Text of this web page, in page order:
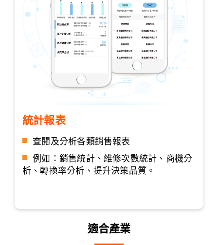
統計報表
查閱及分析各類銷售報表
例如：銷售統計、維修次數統計、商機分
析、轉換率分析、提升決策品質。
適合產業